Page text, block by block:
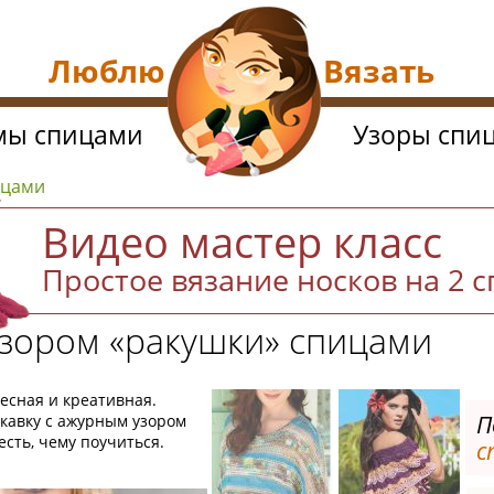
Видео мастер класс
Простое вязание носков на 2
«ракушки» спицами
и креативная.
с ажурным узором
чему поучиться.
спицами Узоры
Люблю Вязать